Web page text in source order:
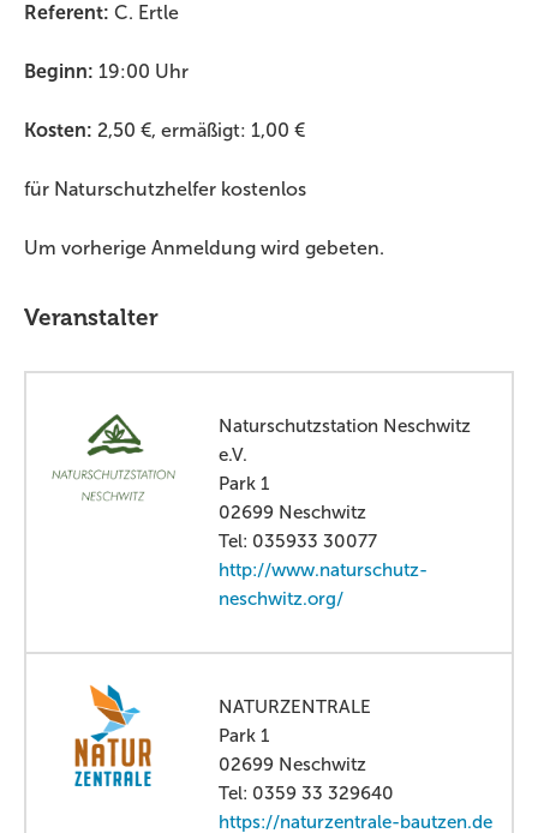
Referent: C. Ertle
Beginn: 19:00 Uhr
Kosten: 2,50 €, ermäßigt: 1,00 €
für Naturschutzhelfer kostenlos
Um vorherige Anmeldung wird gebeten.
Veranstalter
Naturschutzstation Neschwitz
e.V.
Park 1
02699 Neschwitz
Tel: 035933 30077
http://www.naturschutz-
neschwitz.org/
NATURZENTRALE
Park 1
02699 Neschwitz
Tel: 0359 33 329640
https://naturzentrale-bautzen.de